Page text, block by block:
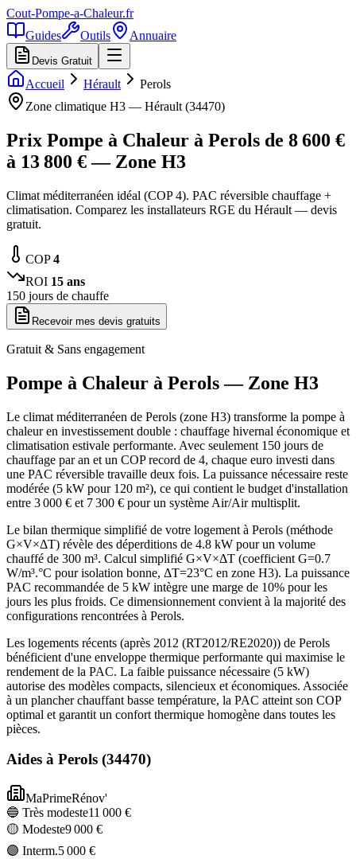
Cout-Pompe-a-Chaleur.fr
Guides
Outils Annuaire
Devis Gratuit
Accueil Hérault
Perols
Zone climatique H3 — Hérault (34470)
Prix Pompe à Chaleur à Perols de 8 600 €
à 13 800 € — Zone H3
Climat méditerranéen idéal (COP 4). PAC réversible chauffage +
climatisation. Comparez les installateurs RGE du Hérault — devis
gratuit.
COP4
ROI 15 ans
150 jours de chauffe
Recevoir mes devis gratuits
Gratuit & Sans engagement
Pompe à Chaleur à Perols— Zone H3
Le climat méditerranéen de Perols (zone H3) transforme la pompe à
chaleur en investissement double : chauffage hivernal économique et
climatisation estivale performante. Avec seulement 150 jours de
chauffage par an et un COP record de 4, chaque euro investi dans
une PAC réversible travaille deux fois. La puissance nécessaire reste
modérée (5 kW pour 120 m²), ce qui contient le budget d'installation
entre 3 000 € et 7 300 € pour un système Air/Air multisplit.
Le bilan thermique simplifié de votre logement à Perols (méthode
G×V×ΔT) révèle des déperditions de 4.8 kW pour un volume
chauffé de 300 m³. Calcul simplifié G×V×ΔT (coefficient G=0.7
W/m³.°C pour isolation bonne, ΔT=23°C en zone H3). La puissance
PAC recommandée de 5 kW intègre une marge de 10% pour les
jours les plus froids. Ce dimensionnement convient à la majorité des
configurations rencontrées à Perols.
Les logements récents (après 2012 (RT2012/RE2020)) de Perols
bénéficient d'une enveloppe thermique performante qui maximise le
rendement de la PAC. La faible puissance nécessaire (5 kW)
autorise des modèles compacts, silencieux et économiques. Associée
à un plancher chauffant basse température, la PAC atteint son COP
optimal et garantit un confort thermique homogène dans toutes les
pièces.
Aides à Perols (34470)
MaPrimeRénov'
🔵 Très modeste11 000 €
🟡 Modeste9 000 €
🟣 Interm.5 000 €